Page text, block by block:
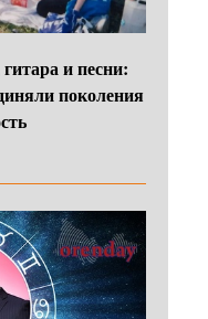
и песни:
поколения